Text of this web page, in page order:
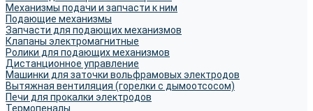
Механизмы подачи и запчасти к ним
Подающие механизмы
Запчасти для подающих механизмов
Клапаны электромагнитные
Ролики для подающих механизмов
Дистанционное управление
Машинки для заточки вольфрамовых электродов
Вытяжная вентиляция (горелки с дымоотсосом)
Печи для прокалки электродов
Термопеналы